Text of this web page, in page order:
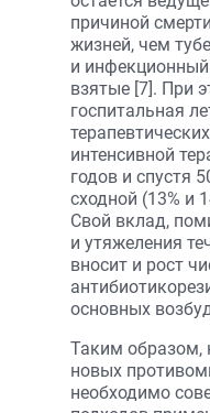
причиной
жизней, чем
и
взятые [7]. При
госпитальная
интенсивной
годов и спустя
сходной (13% и
Свой вклад,
и утяжеления
вносит и рост
основных
Таким образом,
новых
необходимо